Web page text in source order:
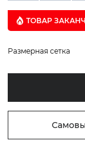
ТОВАР
Размерная сетка